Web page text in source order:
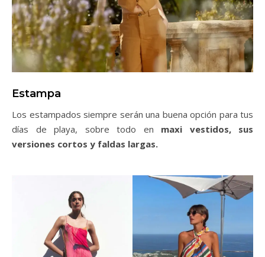
Estampa
Los estampados siempre serán una buena opción para tus
días de playa, sobre todo en maxi vestidos, sus
versiones cortos y faldas largas.